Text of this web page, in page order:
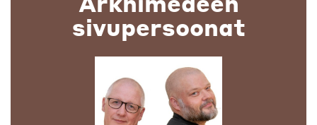
sivupersoonat